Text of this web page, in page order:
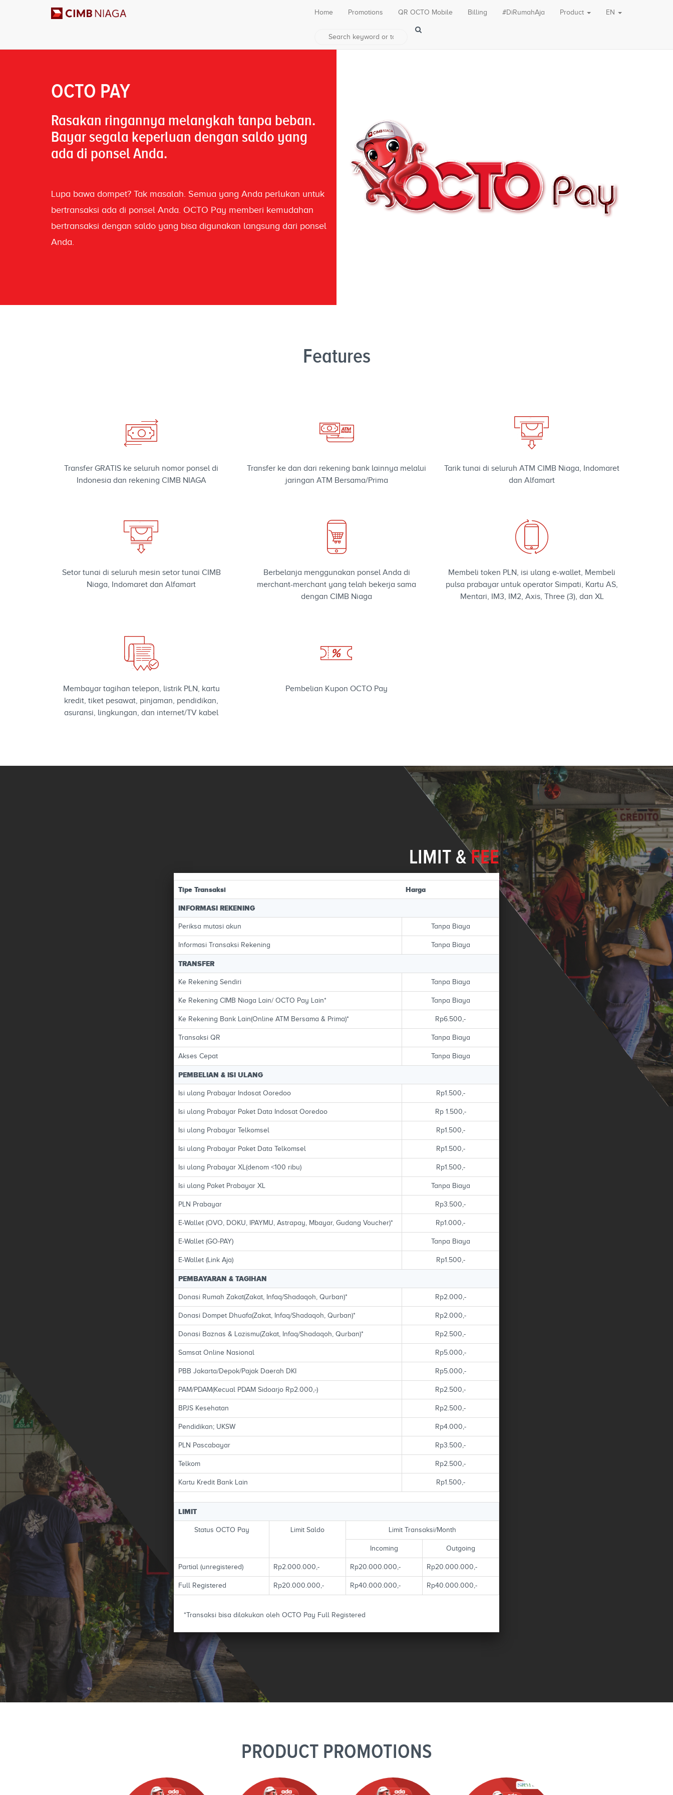
Home Promotions QR OCTO Mobile Billing #DiRumahAja Product EN
OCTO PAY
Rasakan ringannya melangkah tanpa beban.
Bayar segala keperluan dengan saldo yang
ada di ponsel Anda.
Lupa bawa dompet? Tak masalah. Semua yang Anda perlukan untuk
bertransaksi ada di ponsel Anda. OCTO Pay memberi kemudahan
bertransaksi dengan saldo yang bisa digunakan langsung dari ponsel
Anda.
Features
Transfer GRATIS ke seluruh nomor ponsel di
Indonesia dan rekening CIMB NIAGA
Transfer ke dan dari rekening bank lainnya melalui
jaringan ATM Bersama/Prima
Tarik tunai di seluruh ATM CIMB Niaga, Indomaret
dan Alfamart
Setor tunai di seluruh mesin setor tunai CIMB
Niaga, Indomaret dan Alfamart
Berbelanja menggunakan ponsel Anda di
merchant-merchant yang telah bekerja sama
dengan CIMB Niaga
Membeli token PLN, isi ulang e-wallet, Membeli
pulsa prabayar untuk operator Simpati, Kartu AS,
Mentari, IM3, IM2, Axis, Three (3), dan XL
Membayar tagihan telepon, listrik PLN, kartu
kredit, tiket pesawat, pinjaman, pendidikan,
asuransi, lingkungan, dan internet/TV kabel
Pembelian Kupon OCTO Pay
LIMIT &FEE
Tipe Transaksi Harga
INFORMASI REKENING
Periksa mutasi akun Tanpa Biaya
Informasi Transaksi Rekening Tanpa Biaya
TRANSFER
Ke Rekening Sendiri Tanpa Biaya
Ke Rekening CIMB Niaga Lain/ OCTO Pay Lain* Tanpa Biaya
Ke Rekening Bank Lain(Online ATM Bersama & Prima)* Rp6.500,-
Transaksi QR Tanpa Biaya
Akses Cepat Tanpa Biaya
PEMBELIAN & ISI ULANG
Isi ulang Prabayar Indosat Ooredoo Rp1.500,-
Isi ulang Prabayar Paket Data Indosat Ooredoo Rp 1.500,-
Isi ulang Prabayar Telkomsel Rp1.500,-
Isi ulang Prabayar Paket Data Telkomsel Rp1.500,-
Isi ulang Prabayar XL(denom <100 ribu) Rp1.500,-
Isi ulang Paket Prabayar XL Tanpa Biaya
PLN Prabayar Rp3.500,-
E-Wallet (OVO, DOKU, IPAYMU, Astrapay, Mbayar, Gudang Voucher)* Rp1.000,-
E-Wallet (GO-PAY) Tanpa Biaya
E-Wallet (Link Aja) Rp1.500,-
PEMBAYARAN & TAGIHAN
Donasi Rumah Zakat(Zakat, Infaq/Shadaqoh, Qurban)* Rp2.000,-
Donasi Dompet Dhuafa(Zakat, Infaq/Shadaqoh, Qurban)* Rp2.000,-
Donasi Baznas & Lazismu(Zakat, Infaq/Shadaqoh, Qurban)* Rp2.500,-
Samsat Online Nasional Rp5.000,-
PBB Jakarta/Depok/Pajak Daerah DKI Rp5.000,-
PAM/PDAM(Kecual PDAM Sidoarjo Rp2.000,-) Rp2.500,-
BPJS Kesehatan Rp2.500,-
Pendidikan; UKSW Rp4.000,-
PLN Pascabayar Rp3.500,-
Telkom Rp2.500,-
Kartu Kredit Bank Lain Rp1.500,-
LIMIT
Status OCTO Pay Limit Saldo Limit Transaksi/Month
Incoming Outgoing
Partial (unregistered) Rp2.000.000,- Rp20.000.000,- Rp20.000.000,-
Full Registered Rp20.000.000,- Rp40.000.000,- Rp40.000.000,-
*Transaksi bisa dilakukan oleh OCTO Pay Full Registered
PRODUCT PROMOTIONS